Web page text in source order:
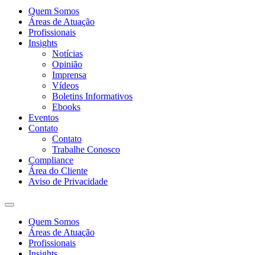
Quem Somos
Áreas de Atuação
Profissionais
Insights
Notícias
Opinião
Imprensa
Vídeos
Boletins Informativos
Ebooks
Eventos
Contato
Contato
Trabalhe Conosco
Compliance
Área do Cliente
Aviso de Privacidade
Quem Somos
Áreas de Atuação
Profissionais